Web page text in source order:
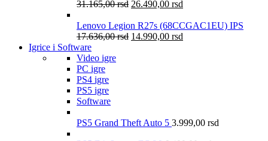
31.165,00rsd 26.490,00 rsd
Lenovo Legion R27s (68CCGAC1EU) IPS
17.636,00rsd 14.990,00 rsd
Igrice i Software
Video igre
PC igre
PS4 igre
PS5 igre
Software
PS5 Grand Theft Auto 5 3.999,00 rsd